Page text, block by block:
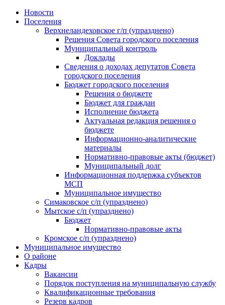
Skip
Новости
Поселения
Верхнеландеховское г/п (упразднено)
Решения Совета городского поселения
Муниципальный контроль
Доклады
Сведения о доходах депутатов Совета
городского поселения
Бюджет городского поселения
Решения о бюджете
Бюджет для граждан
Исполнение бюджета
Актуальная редакция решения о
бюджете
Информационно-аналитические
материалы
Нормативно-правовые акты (бюджет)
Муниципальный долг
Информационная поддержка субъектов
МСП
Муниципальное имущество
Симаковское с/п (упразднено)
Мытское с/п (упразднено)
Бюджет
Нормативно-правовые акты
Кромское с/п (упразднено)
Муниципальное имущество
О районе
Кадры
Вакансии
Порядок поступления на муниципальную службу
Квалификационные требования
Резерв кадров